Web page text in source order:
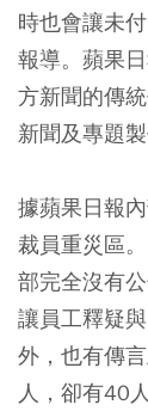
時也會讓未
報導。蘋果
方新聞的傳
新聞及專題製
據蘋果日報
裁員重災區
部完全沒有
讓員工釋疑
外，也有傳
人，卻有40